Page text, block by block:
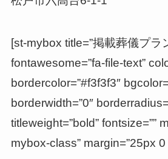
[st-mybox title=”掲載葬儀プラ
fontawesome=”fa-file-text”
bordercolor=”#f3f3f3″
borderwidth=”0″
titleweight=”bold” fontsize=””
mybox-class” margin=”25px 0